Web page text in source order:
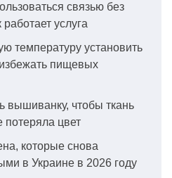
связью без
услуга
температуру установить
пищевых
вышиванку, чтобы ткань
цвет
которые снова
в Украине в 2026 году